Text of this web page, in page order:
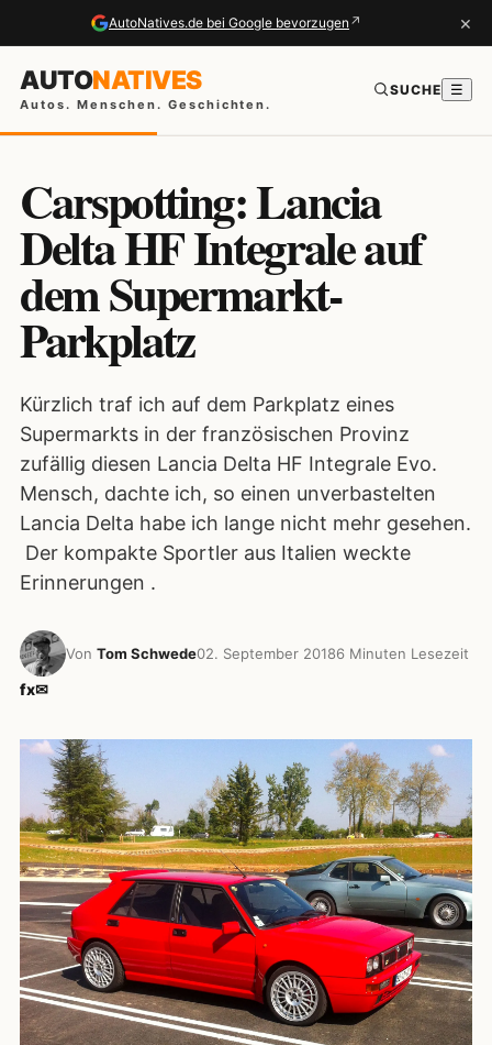
AutoNatives.de bei Google bevorzugen ↗ ×
AUTONATIVES
Autos. Menschen. Geschichten.
SUCHE ☰
Carspotting: Lancia
Delta HF Integrale auf
dem Supermarkt-
Parkplatz
Kürzlich traf ich auf dem Parkplatz eines
Supermarkts in der französischen Provinz
zufällig diesen Lancia Delta HF Integrale Evo.
Mensch, dachte ich, so einen unverbastelten
Lancia Delta habe ich lange nicht mehr gesehen.
Der kompakte Sportler aus Italien weckte
Erinnerungen .
Von Tom Schwede02. September 20186 Minuten Lesezeit
fx✉